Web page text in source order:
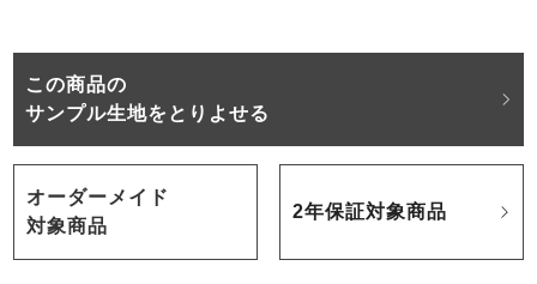
この商品の
サンプル生地をとりよせる
オーダーメイド
対象商品
2年保証対象商品